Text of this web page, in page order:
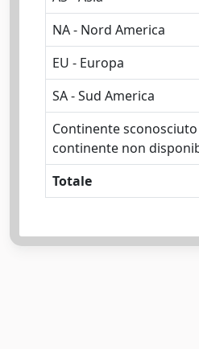
NA - Nord America
EU - Europa
SA - Sud America
Continente
continente non
Totale